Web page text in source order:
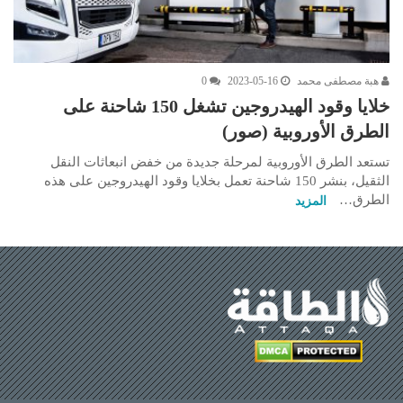
هبة مصطفى محمد 2023-05-16
0
خلايا وقود الهيدروجين تشغل 150 شاحنة على
الطرق الأوروبية (صور)
تستعد الطرق الأوروبية لمرحلة جديدة من خفض انبعاثات النقل
الثقيل، بنشر 150 شاحنة تعمل بخلايا وقود الهيدروجين على هذه
الطرق…
المزيد